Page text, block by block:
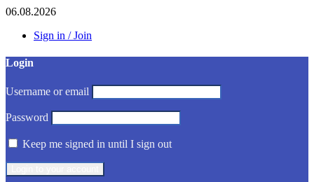
06.08.2026
Sign in / Join
Login
Username or email
Password
Keep me signed in until I sign out